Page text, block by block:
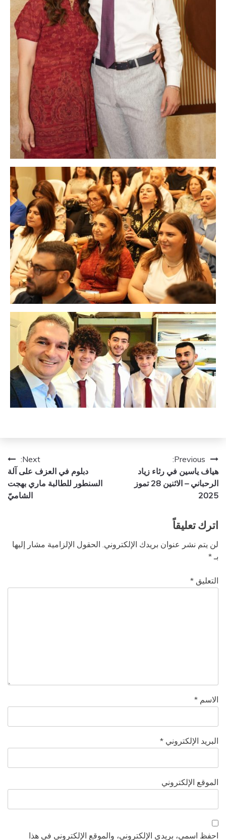
تصفّح
المقالات
Previous:
هياف ياسين في رثاء زياد
الرحباني – الاثنين 28 تموز
2025
Next:
دبلوم في العزف على آلة
السنطور للطالبة ماري بهجت
الشاميّ
اترك تعليقاً
لن يتم نشر عنوان بريدك الإلكتروني. الحقول الإلزامية مشار إليها
بـ*
التعليق *
الاسم *
البريد الإلكتروني *
الموقع الإلكتروني
احفظ اسمي، بريدي الإلكتروني، والموقع الإلكتروني في هذا